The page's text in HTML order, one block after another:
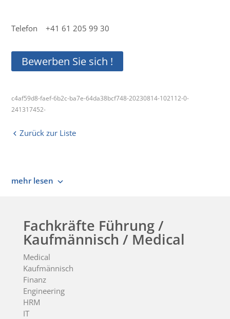
Telefon +41 61 205 99 30
Bewerben Sie sich !
c4af59d8-faef-6b2c-ba7e-64da38bcf748-20230814-102112-0-
241317452-
Zurück zur Liste
mehr lesen
Fachkräfte Führung /
Kaufmännisch / Medical
Medical
Kaufmännisch
Finanz
Engineering
HRM
IT